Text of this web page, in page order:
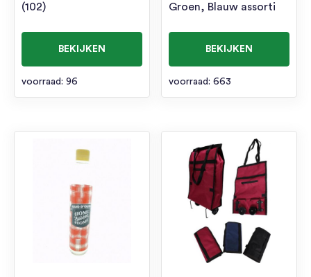
(102)
BEKIJKEN
voorraad: 96
Groen, Blauw assorti
BEKIJKEN
voorraad: 663